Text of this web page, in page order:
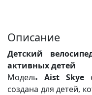
Описание
Детский
активных детей
Модель Aist Skye
создана для детей,